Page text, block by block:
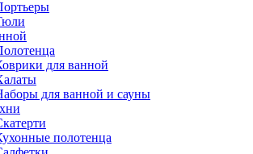
для ванной
для ванной и сауны
полотенца